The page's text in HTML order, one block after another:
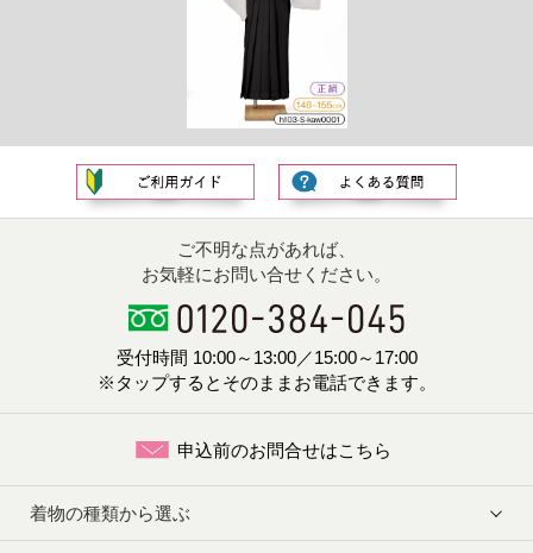
ご不明な点があれば、
お気軽にお問い合せください。
受付時間 10:00～13:00／15:00～17:00
※タップするとそのままお電話できます。
申込前のお問合せはこちら
着物の種類から選ぶ